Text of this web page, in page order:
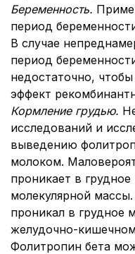
Беременность.
период
В случае
период
недостаточно,
эффект
Кормление грудью.
исследований и
выведению
молоком.
проникает в
молекулярной
проникал в грудное
желудочно-
Фолитропин бета